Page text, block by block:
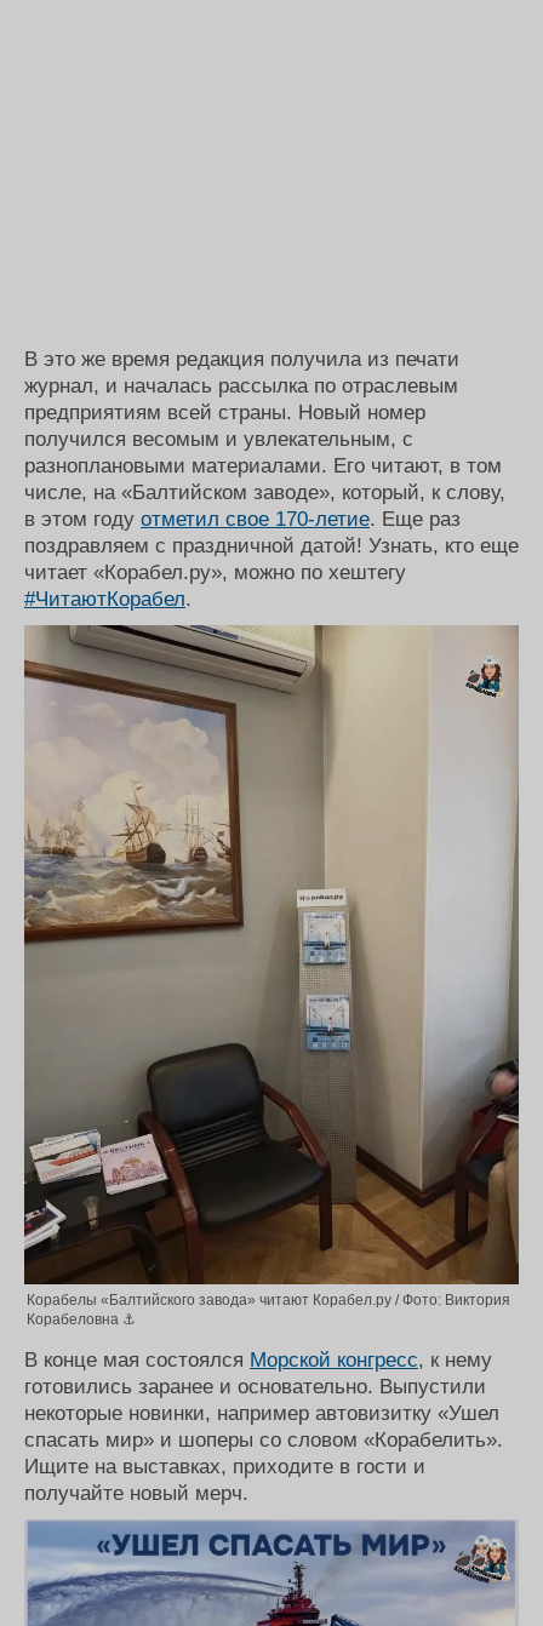
В это же время редакция получила из печати
журнал, и началась рассылка по отраслевым
предприятиям всей страны. Новый номер
получился весомым и увлекательным, с
разноплановыми материалами. Его читают, в том
числе, на «Балтийском заводе», который, к слову,
в этом году отметил свое 170-летие. Еще раз
поздравляем с праздничной датой! Узнать, кто еще
читает «Корабел.ру», можно по хештегу
#ЧитаютКорабел.
Корабелы «Балтийского завода» читают Корабел.ру / Фото: Виктория
Корабеловна ⚓
В конце мая состоялся Морской конгресс, к нему
готовились заранее и основательно. Выпустили
некоторые новинки, например автовизитку «Ушел
спасать мир» и шоперы со словом «Корабелить».
Ищите на выставках, приходите в гости и
получайте новый мерч.